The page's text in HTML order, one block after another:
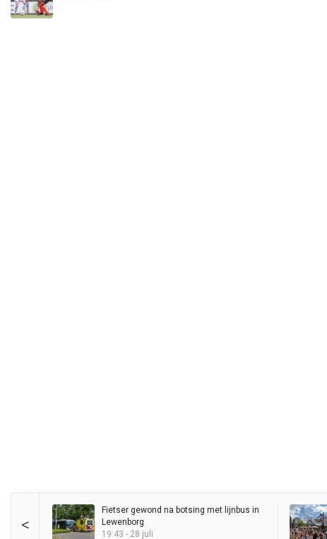
<
Fietser gewond na botsing met lijnbus in
Lewenborg
19:43 - 28 juli